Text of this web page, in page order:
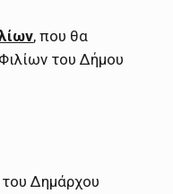
, που θα
του Δήμου
Δημάρχου